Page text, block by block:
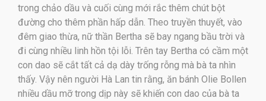
trong chảo dầu và cuối cùng mới rắc thêm chút bột
đường cho thêm phần hấp dẫn. Theo truyền thuyết, vào
đêm giao thừa, nữ thần Bertha sẽ bay ngang bầu trời và
đi cùng nhiều linh hồn tội lỗi. Trên tay Bertha có cầm một
con dao sẽ cắt tất cả dạ dày trống rỗng mà bà ta nhìn
thấy. Vậy nên người Hà Lan tin rằng, ăn bánh Olie Bollen
nhiều dầu mỡ trong dịp này sẽ khiến con dao của bà ta